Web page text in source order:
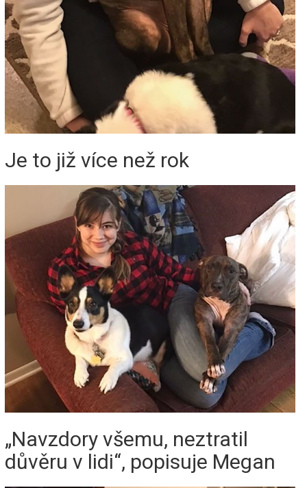
Je to již více než rok
„Navzdory všemu, neztratil
důvěru v lidi“, popisuje Megan